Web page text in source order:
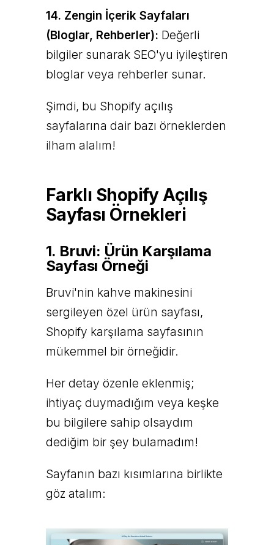
14. Zengin İçerik Sayfaları
(Bloglar, Rehberler): Değerli
bilgiler sunarak SEO'yu iyileştiren
bloglar veya rehberler sunar.
Şimdi, bu Shopify açılış
sayfalarına dair bazı örneklerden
ilham alalım!
Farklı Shopify Açılış
Sayfası Örnekleri
1. Bruvi: Ürün Karşılama
Sayfası Örneği
Bruvi'nin kahve makinesini
sergileyen özel ürün sayfası,
Shopify karşılama sayfasının
mükemmel bir örneğidir.
Her detay özenle eklenmiş;
ihtiyaç duymadığım veya keşke
bu bilgilere sahip olsaydım
dediğim bir şey bulamadım!
Sayfanın bazı kısımlarına birlikte
göz atalım: